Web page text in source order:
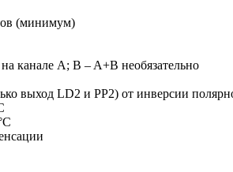
(минимум)
канале A; B – A+B необязательно
выход LD2 и PP2) от инверсии